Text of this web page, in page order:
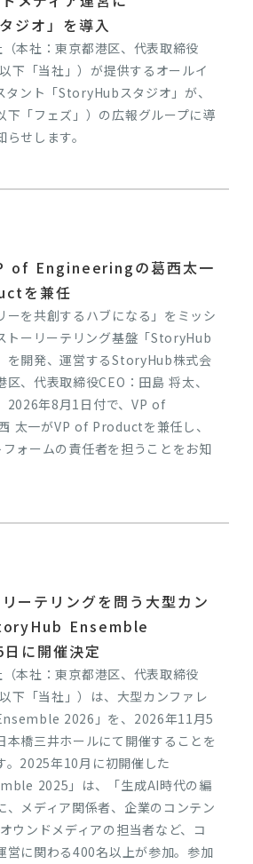
ジオ」を導入
本社：東京都港区、代表取締役
下「当社」）が提供するオールイ
タント「StoryHubスタジオ」が、
下「フェズ」）の広報グループに導
せします。
of Engineeringの葛西太一
を兼任
ーを共創するハブになる」をミッシ
トーリーテリング基盤「StoryHub
を開発、運営するStoryHub株式会
、代表取締役CEO：田島 将太、
2026年8月1日付で、VP of
太一がVP of Productを兼任し、
ォームの責任者を担うことをお知
ーテリングを問う大型カン
Ensemble
に開催決定
本社：東京都港区、代表取締役
下「当社」）は、大型カンファレ
2026」を、2026年11月5
本橋三井ホールにて開催することを
。2025年10月に初開催した
2025」は、「生成AI時代の編
、メディア関係者、企業のコンテン
ウンドメディアの担当者など、コ
営に関わる400名以上が参加。参加